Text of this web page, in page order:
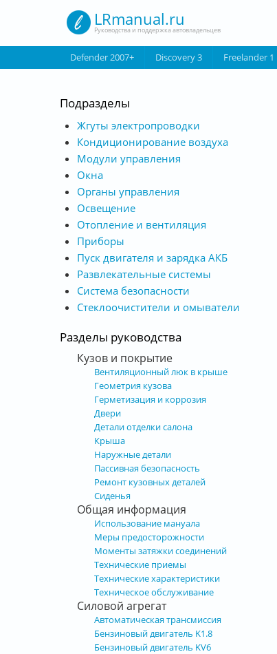
LRmanual.ru
Руководства и поддержка автовладельцев
Defender 2007+ Discovery 3 Freelander 1
Подразделы
Жгуты электропроводки
Кондиционирование воздуха
Модули управления
Окна
Органы управления
Освещение
Отопление и вентиляция
Приборы
Пуск двигателя и зарядка АКБ
Развлекательные системы
Система безопасности
Стеклоочистители и омыватели
Разделы руководства
Кузов и покрытие
Вентиляционный люк в крыше
Геометрия кузова
Герметизация и коррозия
Двери
Детали отделки салона
Крыша
Наружные детали
Пассивная безопасность
Ремонт кузовных деталей
Сиденья
Общая информация
Использование мануала
Меры предосторожности
Моменты затяжки соединений
Технические приемы
Технические характеристики
Техническое обслуживание
Силовой агрегат
Автоматическая трансмиссия
Бензиновый двигатель K1.8
Бензиновый двигатель KV6